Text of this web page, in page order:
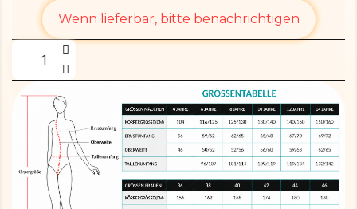
Wenn lieferbar, bitte benachrichtigen